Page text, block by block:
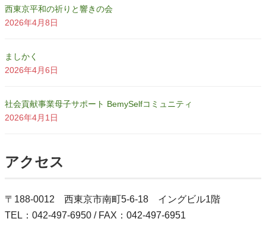
西東京平和の祈りと響きの会
2026年4月8日
ましかく
2026年4月6日
社会貢献事業母子サポート BemySelfコミュニティ
2026年4月1日
アクセス
〒188-0012 西東京市南町5-6-18 イングビル1階
TEL：042-497-6950 / FAX：042-497-6951